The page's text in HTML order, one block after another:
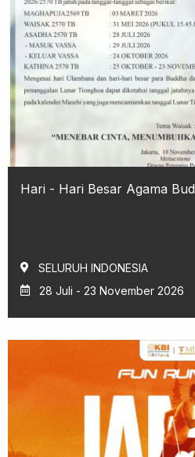
Hari - Hari Besar Agama
SELURUH INDONESIA
28 Juli - 23 November 2026